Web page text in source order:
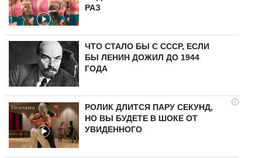
РАЗ
ЧТО СТАЛО БЫ С СССР, ЕСЛИ
БЫ ЛЕНИН ДОЖИЛ ДО 1944
ГОДА
i
РОЛИК ДЛИТСЯ ПАРУ СЕКУНД,
НО ВЫ БУДЕТЕ В ШОКЕ ОТ
УВИДЕННОГО